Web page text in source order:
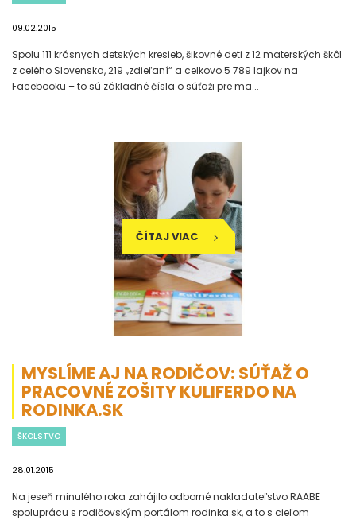
09.02.2015
Spolu 111 krásnych detských kresieb, šikovné deti z 12 materských škôl
z celého Slovenska, 219 „zdieľaní“ a celkovo 5 789 lajkov na
Facebooku – to sú základné čísla o súťaži pre ma...
ČÍTAJ VIAC
MYSLÍME AJ NA RODIČOV: SÚŤAŽ O
PRACOVNÉ ZOŠITY KULIFERDO NA
RODINKA.SK
ŠKOLSTVO
28.01.2015
Na jeseň minulého roka zahájilo odborné nakladateľstvo RAABE
spoluprácu s rodičovským portálom rodinka.sk, a to s cieľom